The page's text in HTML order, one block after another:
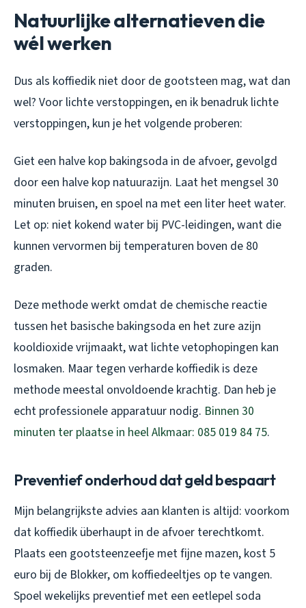
Natuurlijke alternatieven die
wél werken
Dus als koffiedik niet door de gootsteen mag, wat dan
wel? Voor lichte verstoppingen, en ik benadruk lichte
verstoppingen, kun je het volgende proberen:
Giet een halve kop bakingsoda in de afvoer, gevolgd
door een halve kop natuurazijn. Laat het mengsel 30
minuten bruisen, en spoel na met een liter heet water.
Let op: niet kokend water bij PVC-leidingen, want die
kunnen vervormen bij temperaturen boven de 80
graden.
Deze methode werkt omdat de chemische reactie
tussen het basische bakingsoda en het zure azijn
kooldioxide vrijmaakt, wat lichte vetophopingen kan
losmaken. Maar tegen verharde koffiedik is deze
methode meestal onvoldoende krachtig. Dan heb je
echt professionele apparatuur nodig. Binnen 30
minuten ter plaatse in heel Alkmaar: 085 019 84 75.
Preventief onderhoud dat geld bespaart
Mijn belangrijkste advies aan klanten is altijd: voorkom
dat koffiedik überhaupt in de afvoer terechtkomt.
Plaats een gootsteenzeefje met fijne mazen, kost 5
euro bij de Blokker, om koffiedeeltjes op te vangen.
Spoel wekelijks preventief met een eetlepel soda